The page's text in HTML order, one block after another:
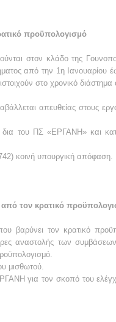
προϋπολογισμό
στον κλάδο της
από την 1η Ιανουαρίου
στο χρονικό διάστημα
απευθείας στους
του ΠΣ «ΕΡΓΑΝΗ» και
κοινή υπουργική απόφαση.
από τον κρατικό
βαρύνει τον κρατικό
αναστολής των
μισθωτού.
για τον σκοπό του